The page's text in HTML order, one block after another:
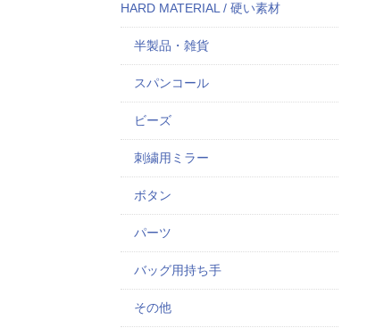
HARD MATERIAL / 硬い素材
半製品・雑貨
スパンコール
ビーズ
刺繍用ミラー
ボタン
パーツ
バッグ用持ち手
その他